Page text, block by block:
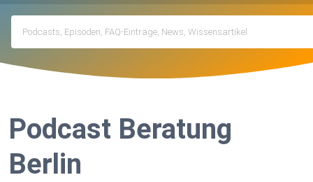
Podcast Beratung
Berlin